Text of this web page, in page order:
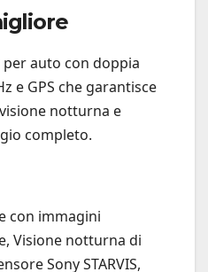
per auto con doppia
e GPS che garantisce
notturna e
completo.
con immagini
Visione notturna di
Sony STARVIS,